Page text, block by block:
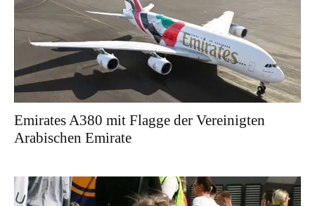
Emirates A380 mit Flagge der Vereinigten
Arabischen Emirate